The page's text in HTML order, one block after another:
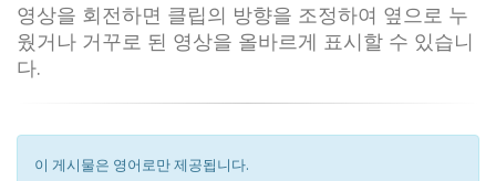
영상을 회전하면 클립의 방향을 조정하여 옆으로 누
웠거나 거꾸로 된 영상을 올바르게 표시할 수 있습니
다.
이 게시물은 영어로만 제공됩니다.